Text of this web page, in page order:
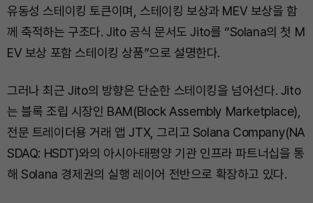
유동성 스테이킹 토큰이며, 스테이킹 보상과 MEV 보상을 함
께 축적하는 구조다. Jito 공식 문서도 Jito를 “Solana의 첫 M
EV 보상 포함 스테이킹 상품”으로 설명한다.
그러나 최근 Jito의 방향은 단순한 스테이킹을 넘어선다. Jito
는 블록 조립 시장인 BAM(Block Assembly Marketplace),
전문 트레이더용 거래 앱 JTX, 그리고 Solana Company(NA
SDAQ: HSDT)와의 아시아·태평양 기관 인프라 파트너십을 통
해 Solana 경제권의 실행 레이어 전반으로 확장하고 있다.